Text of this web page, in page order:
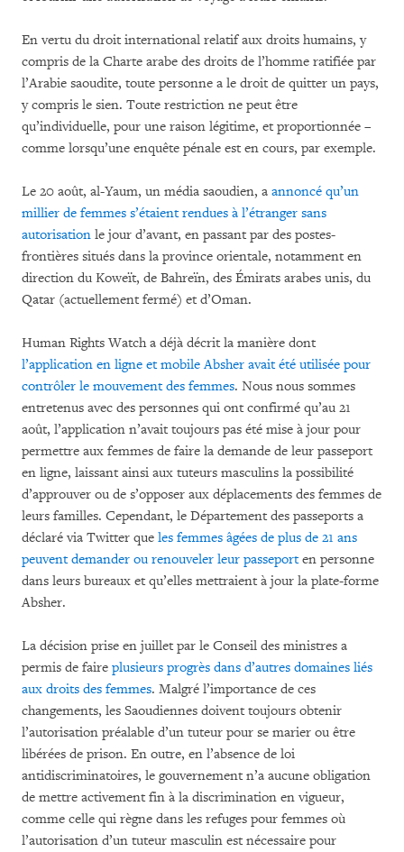
En vertu du droit international relatif aux droits humains, y
compris de la Charte arabe des droits de l’homme ratifiée par
l’Arabie saoudite, toute personne a le droit de quitter un pays,
y compris le sien. Toute restriction ne peut être
qu’individuelle, pour une raison légitime, et proportionnée –
comme lorsqu’une enquête pénale est en cours, par exemple.
Le 20 août, al-Yaum, un média saoudien, a annoncé qu’un
millier de femmes s’étaient rendues à l’étranger sans
autorisation le jour d’avant, en passant par des postes-
frontières situés dans la province orientale, notamment en
direction du Koweït, de Bahreïn, des Émirats arabes unis, du
Qatar (actuellement fermé) et d’Oman.
Human Rights Watch a déjà décrit la manière dont
l’application en ligne et mobile Absher avait été utilisée pour
contrôler le mouvement des femmes. Nous nous sommes
entretenus avec des personnes qui ont confirmé qu’au 21
août, l’application n’avait toujours pas été mise à jour pour
permettre aux femmes de faire la demande de leur passeport
en ligne, laissant ainsi aux tuteurs masculins la possibilité
d’approuver ou de s’opposer aux déplacements des femmes de
leurs familles. Cependant, le Département des passeports a
déclaré via Twitter que les femmes âgées de plus de 21 ans
peuvent demander ou renouveler leur passeporten personne
dans leurs bureaux et qu’elles mettraient à jour la plate-forme
Absher.
La décision prise en juillet par le Conseil des ministres a
permis de faire plusieurs progrès dans d’autres domaines liés
aux droits des femmes. Malgré l’importance de ces
changements, les Saoudiennes doivent toujours obtenir
l’autorisation préalable d’un tuteur pour se marier ou être
libérées de prison. En outre, en l’absence de loi
antidiscriminatoires, le gouvernement n’a aucune obligation
de mettre activement fin à la discrimination en vigueur,
comme celle qui règne dans les refuges pour femmes où
l’autorisation d’un tuteur masculin est nécessaire pour